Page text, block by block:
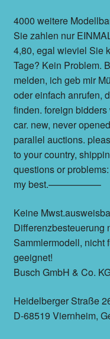
4000 weitere
Sie zahlen nur
4,80, egal wieviel Sie
Tage? Kein Problem.
melden, ich geb mir
oder einfach anrufen,
finden. foreign
car. new, never
parallel auctions.
to your country,
questions or
my best.—————–
Keine
Differenzbesteuerung
Sammlermodell, nicht
geeignet!
Busch GmbH & Co.
Heidelberger Straße
D-68519 Viernheim,